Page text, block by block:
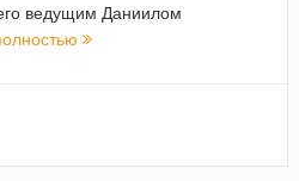
ведущим Даниилом